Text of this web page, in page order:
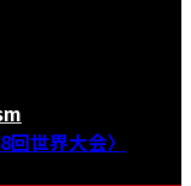
世界大会〉